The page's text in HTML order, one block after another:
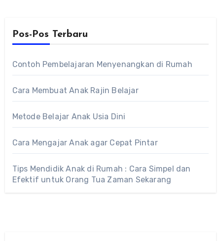
Pos-Pos Terbaru
Contoh Pembelajaran Menyenangkan di Rumah
Cara Membuat Anak Rajin Belajar
Metode Belajar Anak Usia Dini
Cara Mengajar Anak agar Cepat Pintar
Tips Mendidik Anak di Rumah : Cara Simpel dan
Efektif untuk Orang Tua Zaman Sekarang